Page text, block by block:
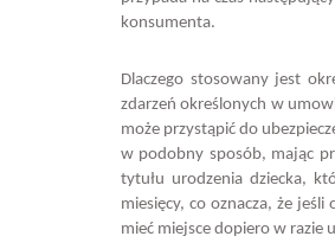
konsumenta.
Dlaczego stosowany jest
zdarzeń określonych w
może przystąpić do
w podobny sposób, mając
tytułu urodzenia dziecka,
miesięcy, co oznacza, że
mieć miejsce dopiero w razie